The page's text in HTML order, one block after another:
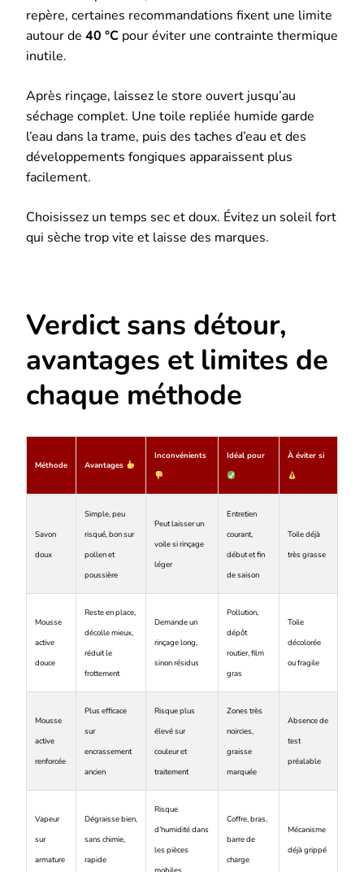
repère, certaines recommandations fixent une limite
autour de 40 °C pour éviter une contrainte thermique
inutile.
Après rinçage, laissez le store ouvert jusqu’au
séchage complet. Une toile repliée humide garde
l’eau dans la trame, puis des taches d’eau et des
développements fongiques apparaissent plus
facilement.
Choisissez un temps sec et doux. Évitez un soleil fort
qui sèche trop vite et laisse des marques.
Verdict sans détour,
avantages et limites de
chaque méthode
Méthode Avantages
Inconvénients Idéal pour À éviter si
Savon
doux
Simple, peu
risqué, bon sur
pollen et
poussière
Peut laisser un
voile si rinçage
léger
Entretien
courant,
début et fin
de saison
Toile déjà
très grasse
Mousse
active
douce
Reste en place,
décolle mieux,
réduit le
frottement
Demande un
rinçage long,
sinon résidus
Pollution,
dépôt
routier, film
gras
Toile
décolorée
ou fragile
Mousse
active
renforcée
Plus efficace
sur
encrassement
ancien
Risque plus
élevé sur
couleur et
traitement
Zones très
noircies,
graisse
marquée
Absence de
test
préalable
Vapeur
sur
armature
Dégraisse bien,
sans chimie,
rapide
Risque
d’humidité dans
les pièces
mobiles
Coffre, bras,
barre de
charge
Mécanisme
déjà grippé